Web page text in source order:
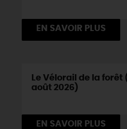
EN SAVOIR PLUS
Le Vélorail de la
août 2026)
EN SAVOIR PLUS